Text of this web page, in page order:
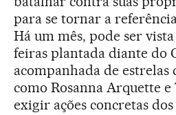
para se tornar a
Há um mês, pode ser
feiras plantada diante do
acompanhada de
como Rosanna Arquette e
exigir ações concretas